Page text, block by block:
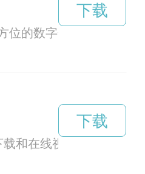
位的数字化服务，开创
下载
和在线视频观看等方面
下载